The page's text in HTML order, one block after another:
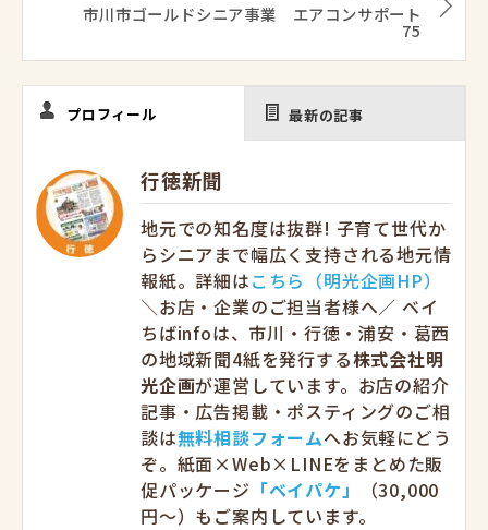
市川市ゴールドシニア事業 エアコンサポート
75
プロフィール 最新の記事
行徳新聞
地元での知名度は抜群! 子育て世代か
らシニアまで幅広く支持される地元情
報紙。詳細はこちら（明光企画HP）
＼お店・企業のご担当者様へ／ ベイ
ちばinfoは、市川・行徳・浦安・葛西
の地域新聞4紙を発行する株式会社明
光企画が運営しています。お店の紹介
記事・広告掲載・ポスティングのご相
談は無料相談フォームへお気軽にどう
ぞ。紙面×Web×LINEをまとめた販
促パッケージ 「ベイパケ」
（30,000
円〜）もご案内しています。